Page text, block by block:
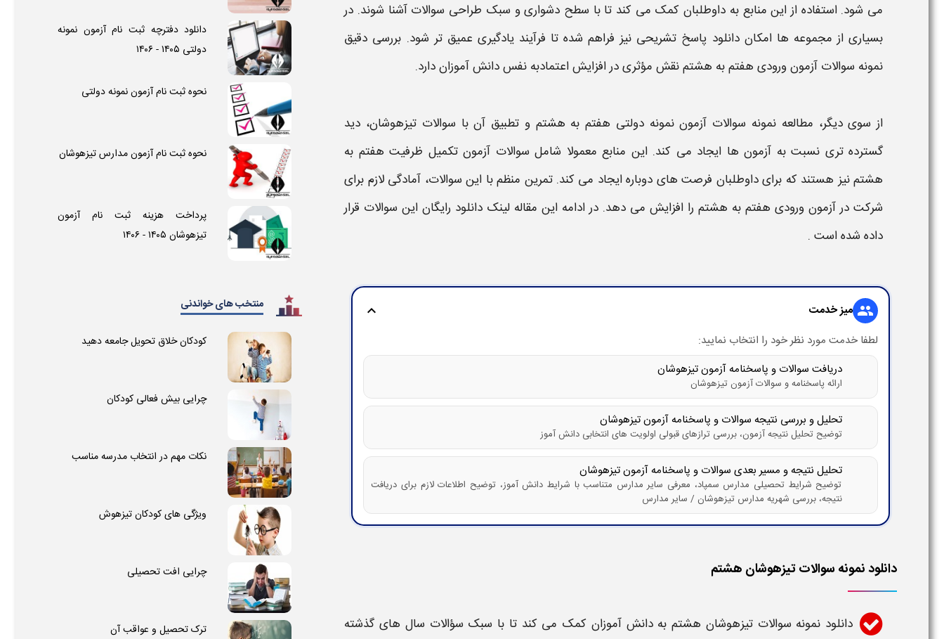
می شود. استفاده از این منابع به داوطلبان کمک می کند تا با سطح دشواری و سبک طراحی سوالاتآشنا شوند. در
بسیاری از مجموعه ها امکان دانلود پاسخ تشریحی نیز فراهم شده تا فرآیند یادگیری عمیق تر شود. بررسی دقیق
نمونه سوالات آزمون ورودی هفتم به هشتمنقش مؤثری در افزایش اعتمادبه نفس دانش آموزان دارد.
از سوی دیگر، مطالعه نمونه سوالات آزمون نمونه دولتی هفتم به هشتم و تطبیق آن با سوالات تیزهوشان، دید
گسترده تری نسبت به آزمون ها ایجاد می کند. این منابع معمولا شامل سوالات آزمون تکمیل ظرفیت هفتم به
هشتم نیز هستند که برای داوطلبان فرصت های دوباره ایجاد می کند. تمرین منظم با این سوالات، آمادگی لازم برای
شرکت در آزمون ورودی هفتم به هشتمرا افزایش می دهد. در ادامه این مقاله لینک دانلود رایگان این سوالات قرار
داده شده است .
group میز خدمت expand_more
لطفا خدمت مورد نظر خود را انتخاب نمایید:
دریافت سوالات و پاسخنامه آزمون تیزهوشان
ارائه پاسخنامه و سوالات آزمون تیزهوشان
تحلیل و بررسی نتیجه سوالات و پاسخنامه آزمون تیزهوشان
توضیح تحلیل نتیجه آزمون، بررسی ترازهای قبولی اولویت های انتخابی دانش آموز
تحلیل نتیجه و مسیر بعدی سوالات و پاسخنامه آزمون تیزهوشان
توضیح شرایط تحصیلی مدارس سمپاد، معرفی سایر مدارس متناسب با شرایط دانش آموز، توضیح اطلاعات لازم برای دریافت
نتیجه، بررسی شهریه مدارس تیزهوشان / سایر مدارس
دانلود نمونه سوالات تیزهوشان هشتم
دانلود نمونه سوالات تیزهوشان هشتم به دانش آموزان کمک می کند تا با سبک سؤالات سال های گذشته
دانلود دفترچه ثبت نام آزمون نمونه
دولتی ۱۴۰۵ - ۱۴۰۶
نحوه ثبت نام آزمون نمونه دولتی
نحوه ثبت نام آزمون مدارس تیزهوشان
پرداخت هزینه ثبت نام آزمون
تیزهوشان ۱۴۰۵ - ۱۴۰۶
منتخب های خواندنی
کودکان خلاق تحویل جامعه دهید
چرایی بیش فعالی کودکان
نکات مهم در انتخاب مدرسه مناسب
ویژگی های کودکان تیزهوش
چرایی افت تحصیلی
ترک تحصیل و عواقب آن